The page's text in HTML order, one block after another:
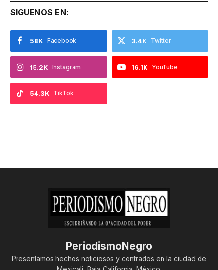
SIGUENOS EN:
Facebook
58K Twitter
3.4K
Instagram
15.2K YouTube
16.1K
TikTok
54.3K
PeriodismoNegro
Presentamos hechos noticiosos y centrados en la ciudad de